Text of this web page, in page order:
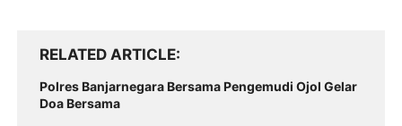
RELATED ARTICLE
Polres Banjarnegara Bersama Pengemudi Ojol Gelar
Doa Bersama